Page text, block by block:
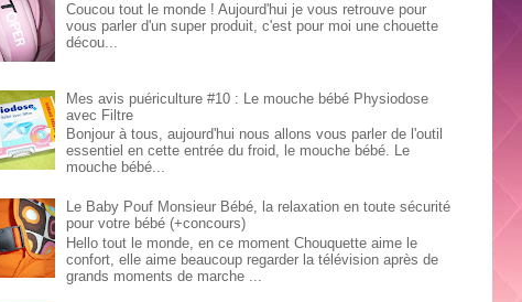
Coucou tout le monde ! Aujourd'hui je vous retrouve pour
vous parler d'un super produit, c'est pour moi une chouette
décou...
Mes avis puériculture #10 : Le mouche bébé Physiodose
avec Filtre
Bonjour à tous, aujourd'hui nous allons vous parler de l'outil
essentiel en cette entrée du froid, le mouche bébé. Le
mouche bébé...
Le Baby Pouf Monsieur Bébé, la relaxation en toute sécurité
pour votre bébé (+concours)
Hello tout le monde, en ce moment Chouquette aime le
confort, elle aime beaucoup regarder la télévision après de
grands moments de marche ...